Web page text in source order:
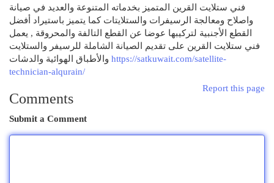
فني ستلايت القرين المتميز بخدماته المتنوعة والعديد في صيانة
واصلاح ومعالجة الرسيفرات والستلايتات كما يتميز باستيراد أفضل
القطع الأجنبية لتركيبها عوضا عن القطع التالفة والمحروقة , يعمل
فني ستلايت القرين على تقديم الصيانة الشاملة للرسيفر والستلايت
https://satkuwait.com/satellite-
technician-alqurain/
Report this page
Comments
Submit a Comment